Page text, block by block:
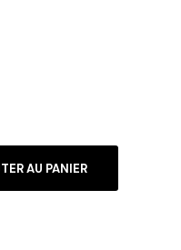
AU PANIER